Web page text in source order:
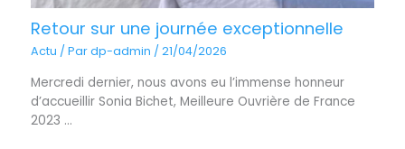
Retour sur une journée exceptionnelle
Actu / Pardp-admin /21/04/2026
Mercredi dernier, nous avons eu l’immense honneur
d’accueillir Sonia Bichet, Meilleure Ouvrière de France
2023 ...